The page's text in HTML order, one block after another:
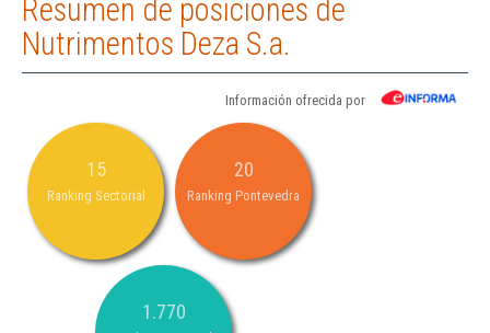
Resumen de posiciones de
Nutrimentos Deza S.a.
Información ofrecida por
15
Ranking Sectorial
20
Ranking Pontevedra
1.770